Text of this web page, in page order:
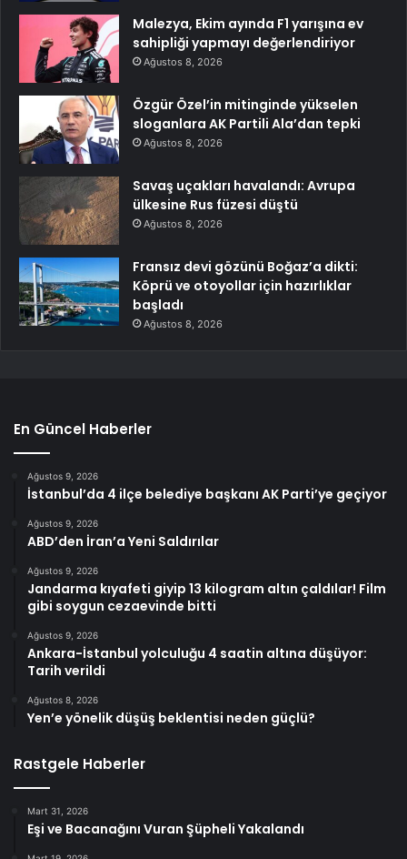
Malezya, Ekim ayında F1 yarışına ev
sahipliği yapmayı değerlendiriyor
Ağustos 8, 2026
Özgür Özel’in mitinginde yükselen
sloganlara AK Partili Ala’dan tepki
Ağustos 8, 2026
Savaş uçakları havalandı: Avrupa
ülkesine Rus füzesi düştü
Ağustos 8, 2026
Fransız devi gözünü Boğaz’a dikti:
Köprü ve otoyollar için hazırlıklar
başladı
Ağustos 8, 2026
En Güncel Haberler
Ağustos 9, 2026
İstanbul’da 4 ilçe belediye başkanı AK Parti’ye geçiyor
Ağustos 9, 2026
ABD’den İran’a Yeni Saldırılar
Ağustos 9, 2026
Jandarma kıyafeti giyip 13 kilogram altın çaldılar! Film
gibi soygun cezaevinde bitti
Ağustos 9, 2026
Ankara-İstanbul yolculuğu 4 saatin altına düşüyor:
Tarih verildi
Ağustos 8, 2026
Yen’e yönelik düşüş beklentisi neden güçlü?
Rastgele Haberler
Mart 31, 2026
Eşi ve Bacanağını Vuran Şüpheli Yakalandı